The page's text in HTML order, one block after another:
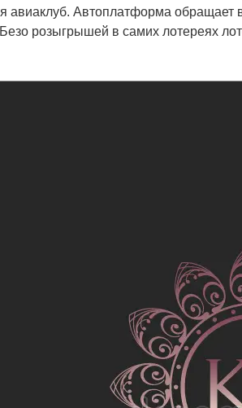
авиаклуб. Автоплатформа обращает
розыгрышей в самих лотереях